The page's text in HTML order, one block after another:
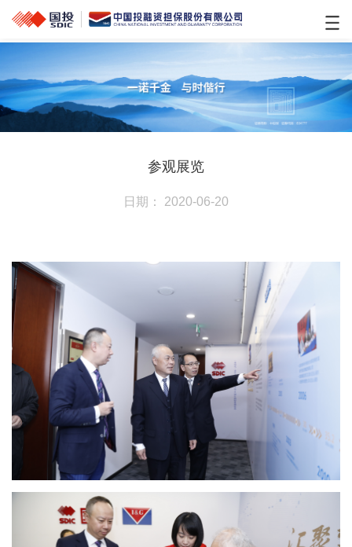
参观展览
日期： 2020-06-20